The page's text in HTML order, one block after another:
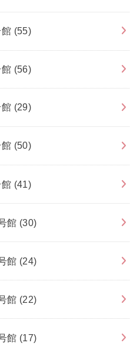
(55)
(56)
(29)
(50)
(41)
館 (30)
館 (24)
館 (22)
館 (17)